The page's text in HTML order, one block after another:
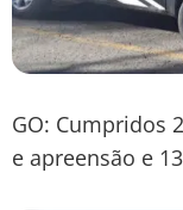
GO: Cumpridos
e apreensão e